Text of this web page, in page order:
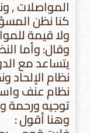
المواصلات ,
كنا نظن
ولا قيمة
وقال: وأما
يتساعد مع
نظام الإلحاد
نظام عنف
توجيه ورحمة
وهنا أقول :